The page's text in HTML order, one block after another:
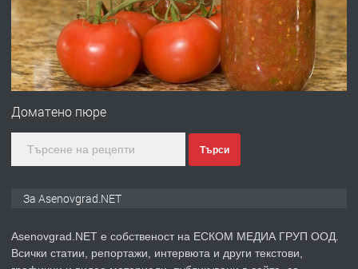
преди 1 година
ПРЕДЛАГА
Професионална зеленчукорезачка
преди 2 години
Доматено пюре
Търси
За Asenovgrad.NET
Asenovgrad.NET е собственост на ЕСКОМ МЕДИА ГРУП ООД.
Всички статии, репортажи, интервюта и други текстови,